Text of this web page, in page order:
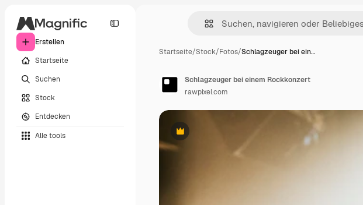
Erstellen
Startseite
Suchen
Stock
Entdecken
Alle tools
Startseite/Stock/Fotos/Schlagzeuger bei ein…
Premium
Schlagzeuger bei einem Rockkonzert
rawpixel.com